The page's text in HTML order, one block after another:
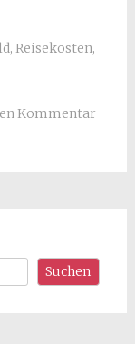
, Reisekosten,
Kommentar
Suchen